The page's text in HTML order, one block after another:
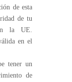
de esta
de tu
la UE.
en el
tener un
de